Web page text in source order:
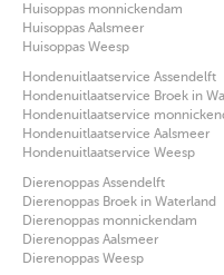
Huisoppas monnickendam
Huisoppas Aalsmeer
Huisoppas Weesp
Hondenuitlaatservice Assendelft
Hondenuitlaatservice Broek in
Hondenuitlaatservice
Hondenuitlaatservice Aalsmeer
Hondenuitlaatservice Weesp
Dierenoppas Assendelft
Dierenoppas Broek in Waterland
Dierenoppas monnickendam
Dierenoppas Aalsmeer
Dierenoppas Weesp